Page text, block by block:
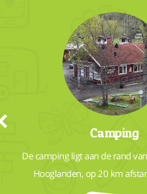
Camping
De camping ligt aan de rand
Hooglanden, op 20 km